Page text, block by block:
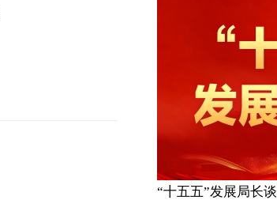
“十五五”发展局长谈